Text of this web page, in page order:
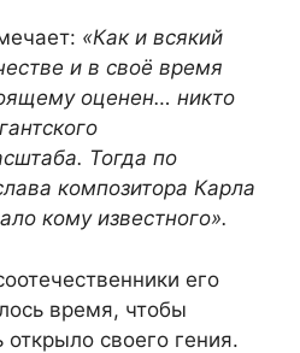
«Как и всякий
и в своё время
оценен… никто
Тогда по
композитора Карла
кому известного».
его
время, чтобы
своего гения.